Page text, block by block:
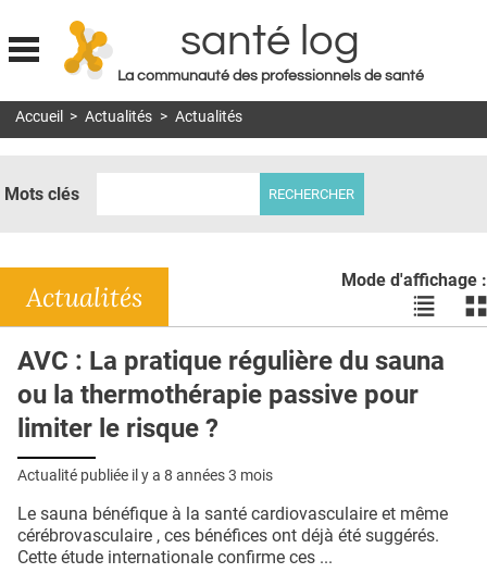
Jump to navigation
santé log
La communauté des professionnels de santé
MON COMPTE
DOSSIERS
RÉSEAUX
E-REVUE SAD
THÉMA
L'APP
PUBLICITÉ
Accueil > Actualités > Actualités
Mots clés
Mode d'affichage :
Voir
les
en
liste
les
Actualités
AVC : La pratique régulière du sauna
ou la thermothérapie passive pour
limiter le risque ?
Actualité publiée il y a 8 années 3 mois
Le sauna bénéfique à la santé cardiovasculaire et même
cérébrovasculaire , ces bénéfices ont déjà été suggérés.
Cette étude internationale confirme ces ...